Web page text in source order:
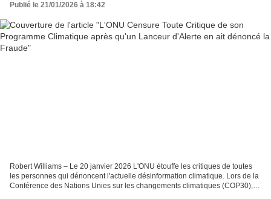
Publié le 21/01/2026 à 18:42
Robert Williams – Le 20 janvier 2026 L'ONU étouffe les critiques de toutes
les personnes qui dénoncent l'actuelle désinformation climatique. Lors de la
Conférence des Nations Unies sur les changements climatiques (COP30),